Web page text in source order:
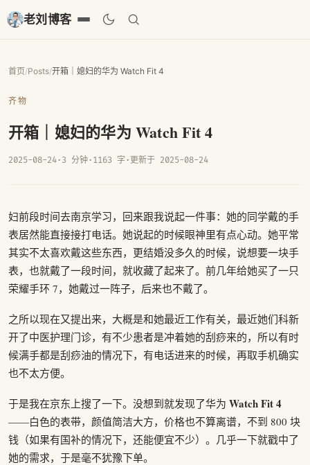
老刘博客
首页/Posts/开箱｜媳妇的华为 Watch Fit 4
齐物
开箱｜媳妇的华为 Watch Fit 4
2025-08-24· 3 分钟· 1163 字 · 更新于 2025-08-24
妇前段时间去南京学习，回来跟我说起一件事：她的同学戴的手
表居然能直接接打电话。她说起的时候眼神里有点心动。她平常
其实不太喜欢戴这些东西，更结婚没多久的时候，说想要一块手
表，也就戴了一段时间，就收藏了起来了。前几年给她买了一只
荣耀手环 7，她戴过一阵子，后来也不戴了。
之所以现在又提出来，大概是和她最近工作有关，最近她们科新
开了中医护理门诊，有不少患者是冲着她的刮痧来的，所以有时
候满手都是刮痧油的情况下，有电话进来的时候，再取手机确实
也不太方便。
于是我在京东上搜了一下。没想到就发现了华为 Watch Fit 4
——白色的表带，颜值简洁大方，价格也不算离谱，不到 800 块
钱（如果有国补的情况下，还能便宜不少）。几乎一下就戳中了
她的需求，于是毫不犹豫下单。